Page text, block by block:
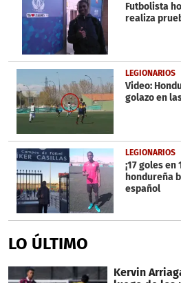
Futbolista
realiza
LEGIONARIOS
Video:
golazo en
LEGIONARIOS
¡17 goles
hondureña
español
LO ÚLTIMO
Kervin